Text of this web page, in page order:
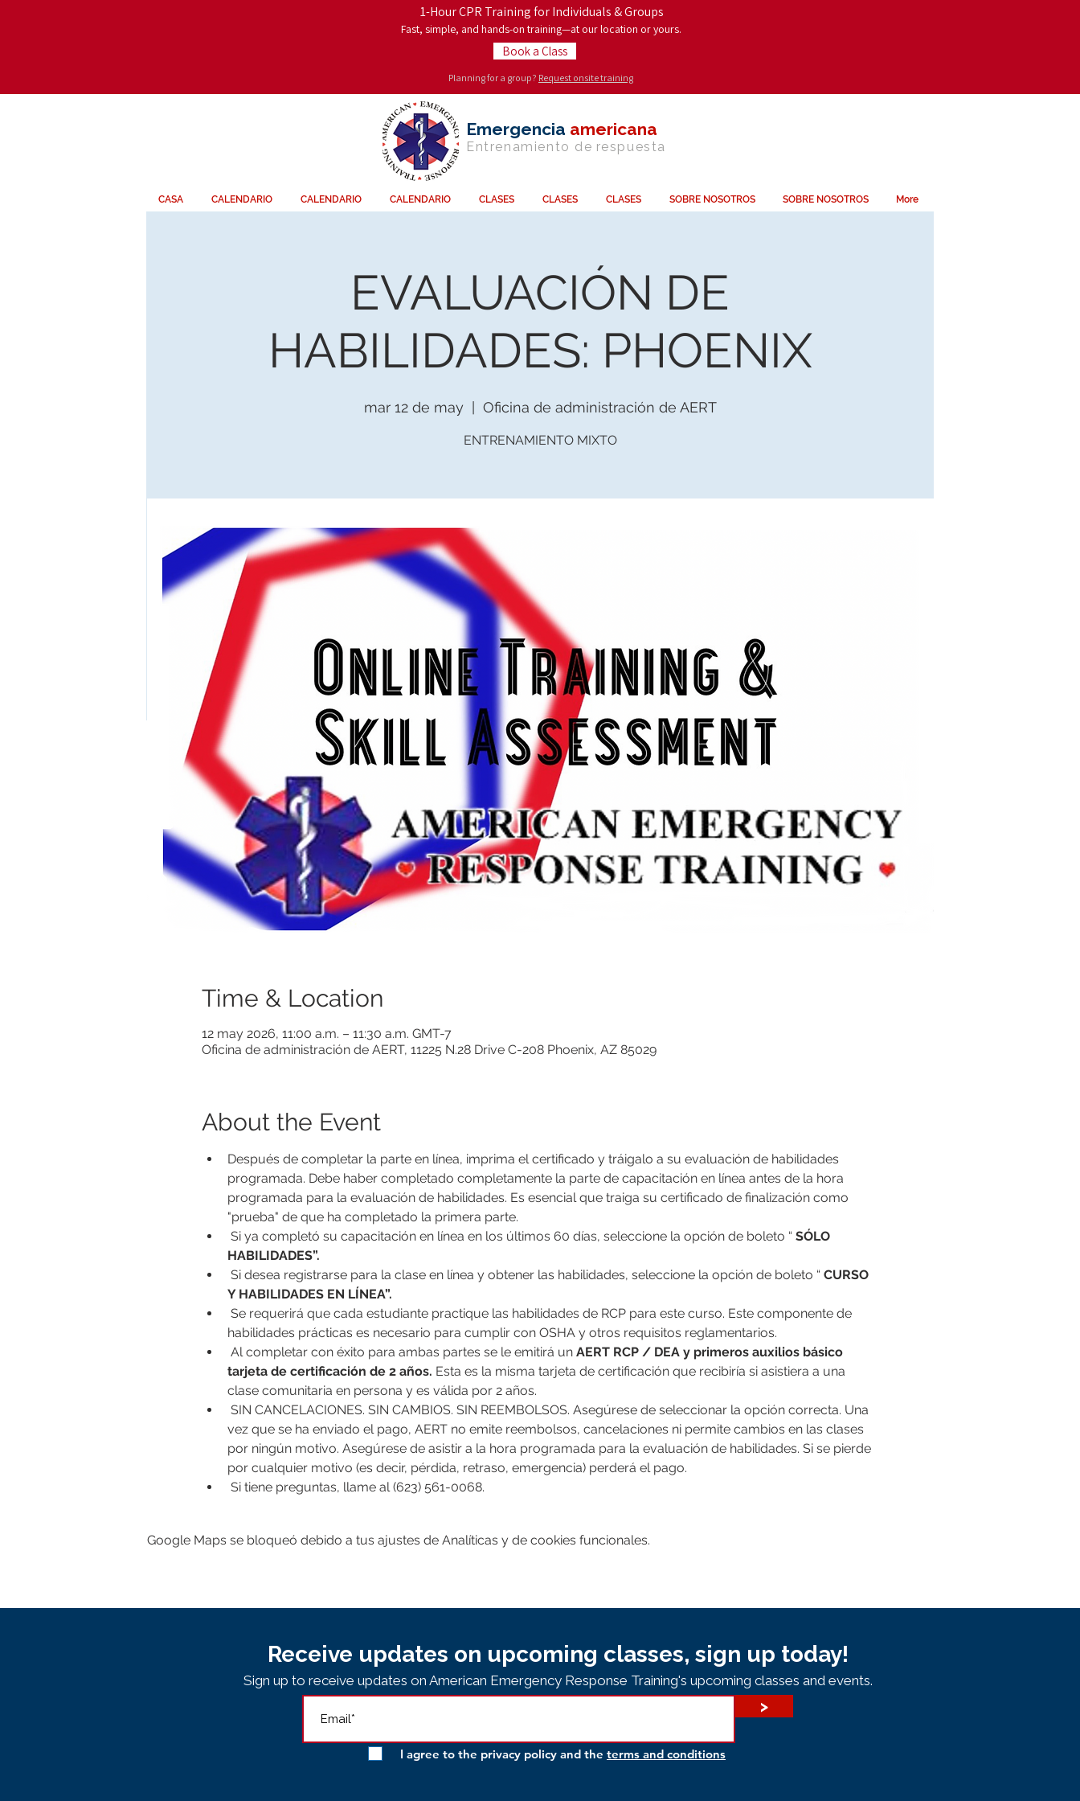
1-Hour CPR Training for Individuals & Groups
Fast, simple, and hands-on training—at our location or yours.
Planning for a group? Request onsite training
Book a Class
Emergencia americana
Entrenamiento de respuesta
CASA CALENDARIO CALENDARIO CALENDARIO CLASES CLASES CLASES SOBRE NOSOTROS SOBRE NOSOTROS More
EVALUACIÓN DE
HABILIDADES: PHOENIX
mar 12 de may
  |
Oficina de administración de AERT
ENTRENAMIENTO MIXTO
Time & Location
12 may 2026, 11:00 a.m. – 11:30 a.m. GMT-7
Oficina de administración de AERT, 11225 N.28 Drive C-208 Phoenix, AZ 85029
About the Event
Después de completar la parte en línea, imprima el certificado y tráigalo a su evaluación de habilidades
programada. Debe haber completado completamente la parte de capacitación en línea antes de la hora
programada para la evaluación de habilidades. Es esencial que traiga su certificado de finalización como
"prueba" de que ha completado la primera parte.
Si ya completó su capacitación en línea en los últimos 60 días, seleccione la opción de boleto “ SÓLO
HABILIDADES”.
Si desea registrarse para la clase en línea y obtener las habilidades, seleccione la opción de boleto “ CURSO
Y HABILIDADES EN LÍNEA”.
habilidades prácticas es necesario para cumplir con OSHA y otros requisitos reglamentarios.
Al completar con éxito para ambas partes se le emitirá un AERT RCP / DEA y primeros auxilios básico
tarjeta de certificación de 2 años. Esta es la misma tarjeta de certificación que recibiría si asistiera a una
clase comunitaria en persona y es válida por 2 años.
vez que se ha enviado el pago, AERT no emite reembolsos, cancelaciones ni permite cambios en las clases
por ningún motivo. Asegúrese de asistir a la hora programada para la evaluación de habilidades. Si se pierde
por cualquier motivo (es decir, pérdida, retraso, emergencia) perderá el pago.
Si tiene preguntas, llame al (623) 561-0068.
Google Maps se bloqueó debido a tus ajustes de Analíticas y de cookies funcionales.
Receive updates on upcoming classes, sign up today!
Sign up to receive updates on American Emergency Response Training's upcoming classes and events.
>
I agree to the privacy policy and the terms and conditions